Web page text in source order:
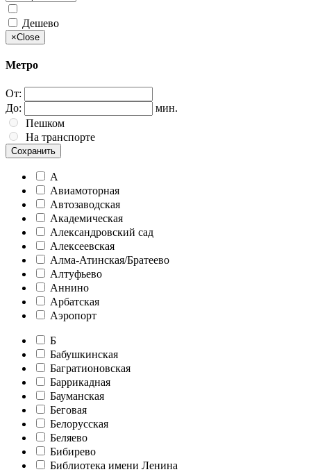
Дешево
×Close
Метро
От:
До:
мин.
Пешком
На транспорте
Сохранить
А
Авиамоторная
Автозаводская
Академическая
Александровский сад
Алексеевская
Алма-Атинская/Братеево
Алтуфьево
Аннино
Арбатская
Аэропорт
Б
Бабушкинская
Багратионовская
Баррикадная
Бауманская
Беговая
Белорусская
Беляево
Бибирево
Библиотека имени Ленина